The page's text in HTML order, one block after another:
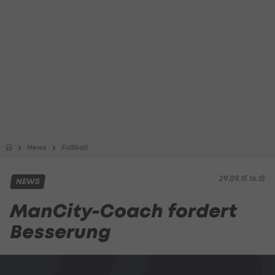
News Fußball
29.09.15 16:15
NEWS
ManCity-Coach fordert
Besserung